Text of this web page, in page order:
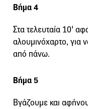
Βήμα 4
Στα τελευταία 10'
αλουμινόχαρτο, για
από πάνω.
Βήμα 5
Βγάζουμε και